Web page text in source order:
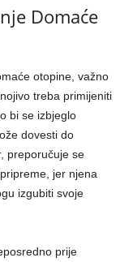
Domaće
otopine, važno
treba primijeniti
bi se izbjeglo
dovesti do
preporučuje se
jer njena
izgubiti svoje
prije